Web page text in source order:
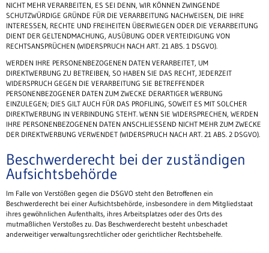
NICHT MEHR VERARBEITEN, ES SEI DENN, WIR KÖNNEN ZWINGENDE
SCHUTZWÜRDIGE GRÜNDE FÜR DIE VERARBEITUNG NACHWEISEN, DIE IHRE
INTERESSEN, RECHTE UND FREIHEITEN ÜBERWIEGEN ODER DIE VERARBEITUNG
DIENT DER GELTENDMACHUNG, AUSÜBUNG ODER VERTEIDIGUNG VON
RECHTSANSPRÜCHEN (WIDERSPRUCH NACH ART. 21 ABS. 1 DSGVO).
WERDEN IHRE PERSONENBEZOGENEN DATEN VERARBEITET, UM
DIREKTWERBUNG ZU BETREIBEN, SO HABEN SIE DAS RECHT, JEDERZEIT
WIDERSPRUCH GEGEN DIE VERARBEITUNG SIE BETREFFENDER
PERSONENBEZOGENER DATEN ZUM ZWECKE DERARTIGER WERBUNG
EINZULEGEN; DIES GILT AUCH FÜR DAS PROFILING, SOWEIT ES MIT SOLCHER
DIREKTWERBUNG IN VERBINDUNG STEHT. WENN SIE WIDERSPRECHEN, WERDEN
IHRE PERSONENBEZOGENEN DATEN ANSCHLIESSEND NICHT MEHR ZUM ZWECKE
DER DIREKTWERBUNG VERWENDET (WIDERSPRUCH NACH ART. 21 ABS. 2 DSGVO).
Beschwerderecht bei der zuständigen
Aufsichtsbehörde
Im Falle von Verstößen gegen die DSGVO steht den Betroffenen ein
Beschwerderecht bei einer Aufsichtsbehörde, insbesondere in dem Mitgliedstaat
ihres gewöhnlichen Aufenthalts, ihres Arbeitsplatzes oder des Orts des
mutmaßlichen Verstoßes zu. Das Beschwerderecht besteht unbeschadet
anderweitiger verwaltungsrechtlicher oder gerichtlicher Rechtsbehelfe.